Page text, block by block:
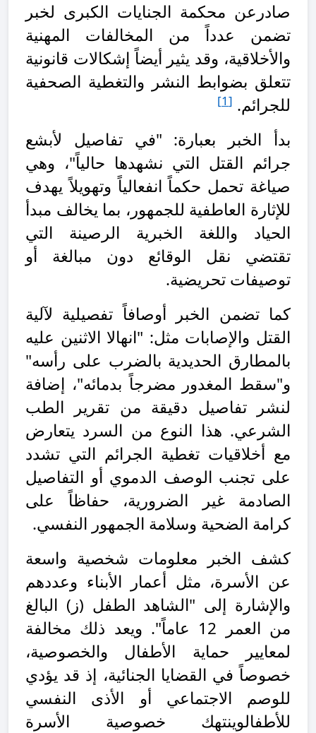
صادرعن محكمة الجنايات الكبرى لخبر
تضمن عدداً من المخالفات المهنية
والأخلاقية، وقد يثير أيضاً إشكالات قانونية
تتعلق بضوابط النشر والتغطية الصحفية
للجرائم. [1]
بدأ الخبر بعبارة: "في تفاصيل لأبشع
جرائم القتل التي نشهدها حالياً"، وهي
صياغة تحمل حكماً انفعالياً وتهويلاً يهدف
للإثارة العاطفية للجمهور، بما يخالف مبدأ
الحياد واللغة الخبرية الرصينة التي
تقتضي نقل الوقائع دون مبالغة أو
توصيفات تحريضية.
كما تضمن الخبر أوصافاً تفصيلية لآلية
القتل والإصابات مثل: "انهالا الاثنين عليه
بالمطارق الحديدية بالضرب على رأسه"
و"سقط المغدور مضرجاً بدمائه"، إضافة
لنشر تفاصيل دقيقة من تقرير الطب
الشرعي. هذا النوع من السرد يتعارض
مع أخلاقيات تغطية الجرائم التي تشدد
على تجنب الوصف الدموي أو التفاصيل
الصادمة غير الضرورية، حفاظاً على
كرامة الضحية وسلامة الجمهور النفسي.
كشف الخبر معلومات شخصية واسعة
عن الأسرة، مثل أعمار الأبناء وعددهم
والإشارة إلى "الشاهد الطفل (ز) البالغ
من العمر 12 عاماً". ويعد ذلك مخالفة
لمعايير حماية الأطفال والخصوصية،
خصوصاً في القضايا الجنائية، إذ قد يؤدي
للوصم الاجتماعي أو الأذى النفسي
للأطفالوينتهك خصوصية الأسرة